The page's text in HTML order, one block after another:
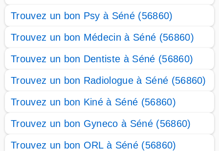
Trouvez un bon Psy à Séné (56860)
Trouvez un bon Médecin à Séné (56860)
Trouvez un bon Dentiste à Séné (56860)
Trouvez un bon Radiologue à Séné (56860)
Trouvez un bon Kiné à Séné (56860)
Trouvez un bon Gyneco à Séné (56860)
Trouvez un bon ORL à Séné (56860)